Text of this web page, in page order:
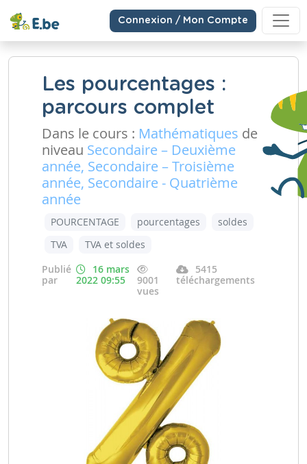
Connexion / Mon Compte
Les pourcentages :
parcours complet
Dans le cours : Mathématiques de
niveau Secondaire – Deuxième
année, Secondaire – Troisième
année, Secondaire - Quatrième
année
POURCENTAGE pourcentages
soldes
TVA
TVA et soldes
Publié
par
16 mars
2022 09:55
9001
vues
5415
téléchargements